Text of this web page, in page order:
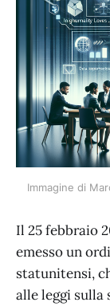
Immagine di
Il 25 febbraio
emesso un
statunitensi,
alle leggi sulla